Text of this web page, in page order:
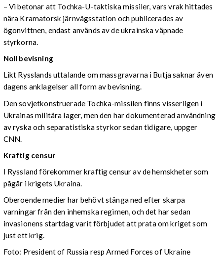
– Vi betonar att Tochka-U-taktiska missiler, vars vrak hittades
nära Kramatorsk järnvägsstation och publicerades av
ögonvittnen, endast används av de ukrainska väpnade
styrkorna.
Noll bevisning
Likt Rysslands uttalande om massgravarna i Butja saknar även
dagens anklagelser all form av bevisning.
Den sovjetkonstruerade Tochka-missilen finns visserligen i
Ukrainas militära lager, men den har dokumenterad användning
av ryska och separatistiska styrkor sedan tidigare, uppger
CNN.
Kraftig censur
I Ryssland förekommer kraftig censur av de hemskheter som
pågår i krigets Ukraina.
Oberoende medier har behövt stänga ned efter skarpa
varningar från den inhemska regimen, och det har sedan
invasionens startdag varit förbjudet att prata om kriget som
just ett krig.
Foto: President of Russia resp Armed Forces of Ukraine